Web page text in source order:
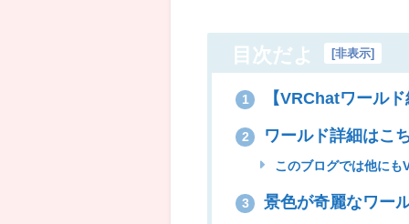
目次だよ [非表示]
1 【VRChatワール
2 ワールド詳細はこ
このブログでは他にも
3 景色が奇麗なワー